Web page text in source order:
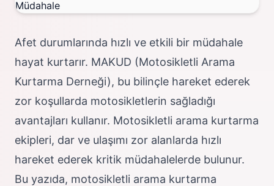
Afet durumlarında hızlı ve etkili bir müdahale
hayat kurtarır. MAKUD (Motosikletli Arama
Kurtarma Derneği), bu bilinçle hareket ederek
zor koşullarda motosikletlerin sağladığı
avantajları kullanır. Motosikletli arama kurtarma
ekipleri, dar ve ulaşımı zor alanlarda hızlı
hareket ederek kritik müdahalelerde bulunur.
Bu yazıda, motosikletli arama kurtarma